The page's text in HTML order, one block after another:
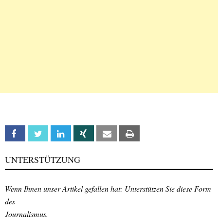
Facebook Twitter Linkedin Xing Email
UNTERSTÜTZUNG
Wenn Ihnen unser Artikel gefallen hat: Unterstützen Sie diese Form
des
Journalismus.